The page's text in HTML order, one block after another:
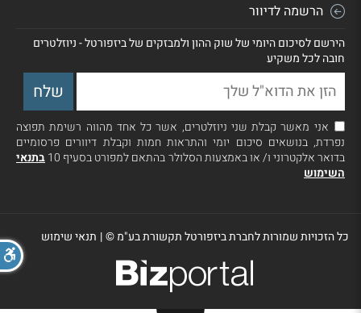
הרשמה לדיוור
הירשם לסיכום היומי של שוק ההון ולמבזקים של ביזפורטל - ניוזלטרים
חובה לכל משקיע
אני מאשר קבלת שני ניוזלטרים, אשר כל אחד מהווה רשימת תפוצה
נפרדת, בנושאים סיכום יומי והתראות חמות וקבלת דיוורים פרסומיים
בדואר אלקטרוני ו/ או באמצעות הסלולר בהתאם למפורט בסעיף 10
בתנאי
השימוש
כל הזכויות שמורות לחברת ביזפורטל תקשורת בע"מ ©| תנאי שימוש